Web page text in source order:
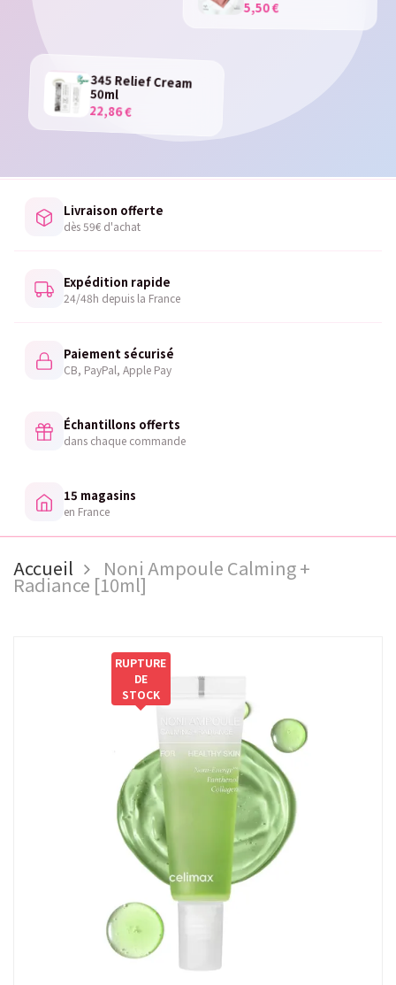
345 Relief Cream
50ml
22,86 €
5,50 €
Livraison offerte
dès 59€ d'achat
Expédition rapide
24/48h depuis la France
Paiement sécurisé
CB, PayPal, Apple Pay
Échantillons offerts
dans chaque commande
15 magasins
en France
Accueil Noni Ampoule Calming +
Radiance [10ml]
RUPTURE
DE
STOCK